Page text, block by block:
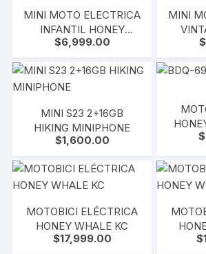
MINI MOTO ELECTRICA
INFANTIL HONEY
WHALE NM1
$6,999.00
MINI
$
MINI S23 2+16GB
HIKING MINIPHONE
$1,600.00 $
MOTOBICI ELÉCTRICA
HONEY WHALE KC
$17,999.00
$